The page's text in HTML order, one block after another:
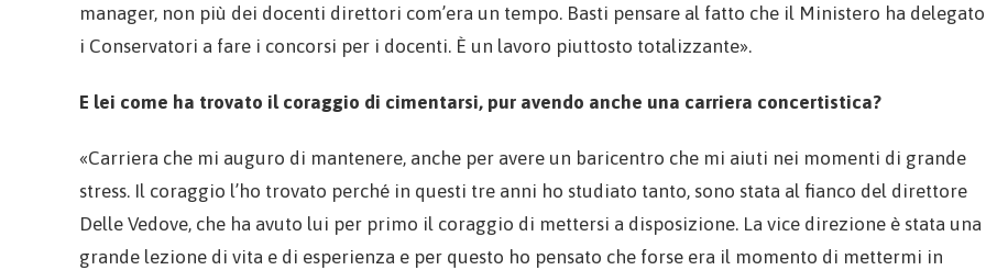
manager, non più dei docenti direttori com’era un tempo. Basti pensare al fatto che il Ministero ha delegato
i Conservatori a fare i concorsi per i docenti. È un lavoro piuttosto totalizzante».
E lei come ha trovato il coraggio di cimentarsi, pur avendo anche una carriera concertistica?
«Carriera che mi auguro di mantenere, anche per avere un baricentro che mi aiuti nei momenti di grande
stress. Il coraggio l’ho trovato perché in questi tre anni ho studiato tanto, sono stata al fianco del direttore
Delle Vedove, che ha avuto lui per primo il coraggio di mettersi a disposizione. La vice direzione è stata una
grande lezione di vita e di esperienza e per questo ho pensato che forse era il momento di mettermi in